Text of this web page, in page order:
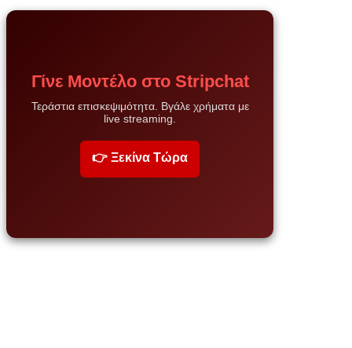
Γίνε Μοντέλο στο Stripchat
Τεράστια επισκεψιμότητα. Βγάλε χρήματα με
live streaming.
👉 Ξεκίνα Τώρα